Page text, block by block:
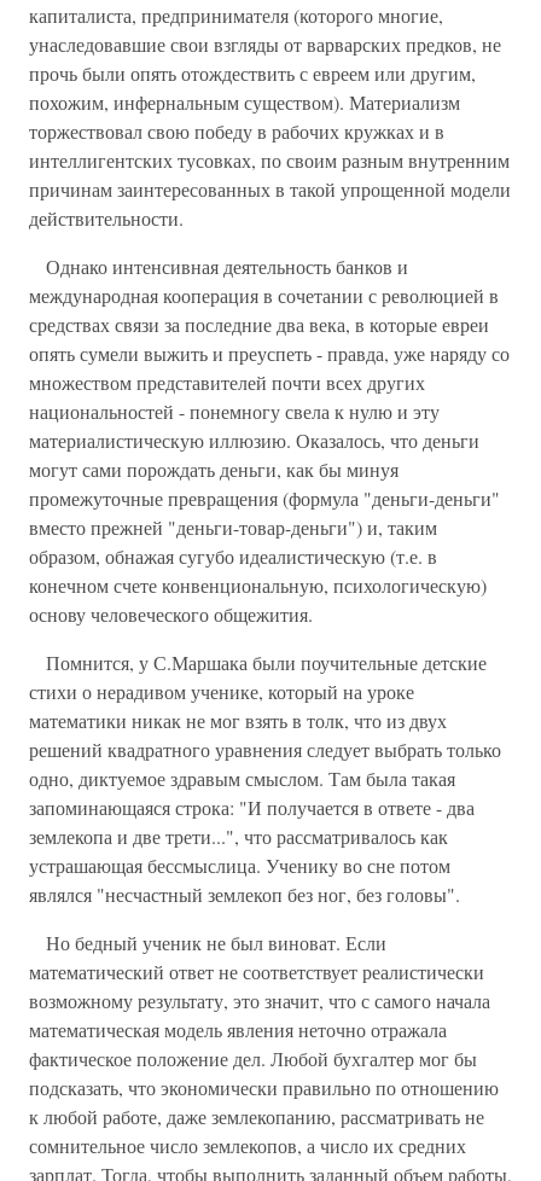
капиталиста, предпринимателя (которого многие,
унаследовавшие свои взгляды от варварских предков, не
прочь были опять отождествить с евреем или другим,
похожим, инфернальным существом). Материализм
торжествовал свою победу в рабочих кружках и в
интеллигентских тусовках, по своим разным внутренним
причинам заинтересованных в такой упрощенной модели
действительности.
Однако интенсивная деятельность банков и
международная кооперация в сочетании с революцией в
средствах связи за последние два века, в которые евреи
опять сумели выжить и преуспеть - правда, уже наряду со
множеством представителей почти всех других
национальностей - понемногу свела к нулю и эту
материалистическую иллюзию. Оказалось, что деньги
могут сами порождать деньги, как бы минуя
промежуточные превращения (формула "деньги-деньги"
вместо прежней "деньги-товар-деньги") и, таким
образом, обнажая сугубо идеалистическую (т.е. в
конечном счете конвенциональную, психологическую)
основу человеческого общежития.
Помнится, у С.Маршака были поучительные детские
стихи о нерадивом ученике, который на уроке
математики никак не мог взять в толк, что из двух
решений квадратного уравнения следует выбрать только
одно, диктуемое здравым смыслом. Там была такая
запоминающаяся строка: "И получается в ответе - два
землекопа и две трети...", что рассматривалось как
устрашающая бессмыслица. Ученику во сне потом
являлся "несчастный землекоп без ног, без головы".
Но бедный ученик не был виноват. Если
математический ответ не соответствует реалистически
возможному результату, это значит, что с самого начала
математическая модель явления неточно отражала
фактическое положение дел. Любой бухгалтер мог бы
подсказать, что экономически правильно по отношению
к любой работе, даже землекопанию, рассматривать не
сомнительное число землекопов, а число их средних
зарплат. Тогда, чтобы выполнить заданный объем работы,